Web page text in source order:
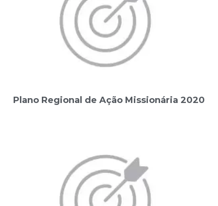
Plano Regional de Ação Missionária 2020